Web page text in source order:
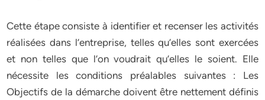
Cette étape consiste à identifier et recenser les activités
réalisées dans l’entreprise, telles qu’elles sont exercées
et non telles que l’on voudrait qu’elles le soient. Elle
nécessite les conditions préalables suivantes : Les
Objectifs de la démarche doivent être nettement définis